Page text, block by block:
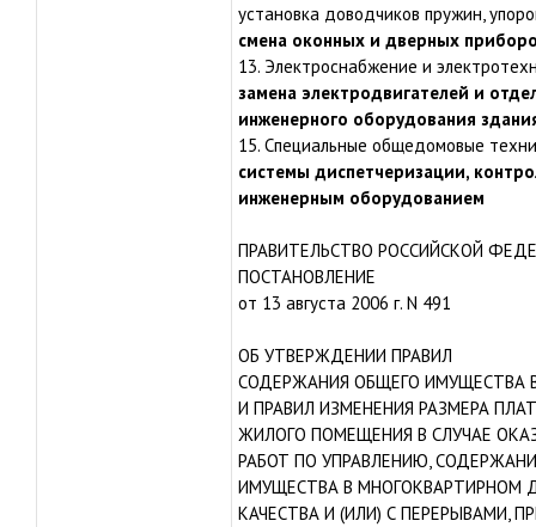
установка доводчиков пружин,
смена оконных и дверных
13. Электроснабжение и
замена электродвигателей и
инженерного оборудования
15. Специальные общедомовые
системы диспетчеризации,
инженерным оборудованием
ПРАВИТЕЛЬСТВО РОССИЙСКОЙ
ПОСТАНОВЛЕНИЕ
от 13 августа 2006 г. N 491
ОБ УТВЕРЖДЕНИИ ПРАВИЛ
СОДЕРЖАНИЯ ОБЩЕГО ИМУЩЕСТВА
И ПРАВИЛ ИЗМЕНЕНИЯ РАЗМЕРА
ЖИЛОГО ПОМЕЩЕНИЯ В СЛУЧАЕ
РАБОТ ПО УПРАВЛЕНИЮ,
ИМУЩЕСТВА В МНОГОКВАРТИРНОМ
КАЧЕСТВА И (ИЛИ) С ПЕРЕРЫВАМИ,